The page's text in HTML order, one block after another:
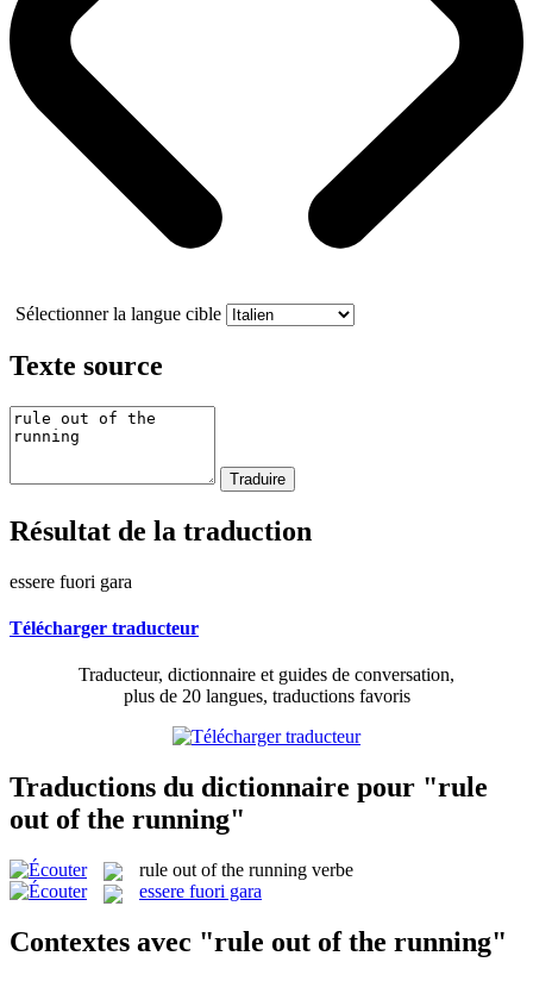
Sélectionner la langue cible
Texte source
Résultat de la traduction
essere fuori gara
Télécharger traducteur
Traducteur, dictionnaire et guides de conversation,
plus de 20 langues, traductions favoris
Traductions du dictionnaire pour "rule
out of the running"
rule out of the running verbe
essere fuori gara
Contextes avec "rule out of the running"